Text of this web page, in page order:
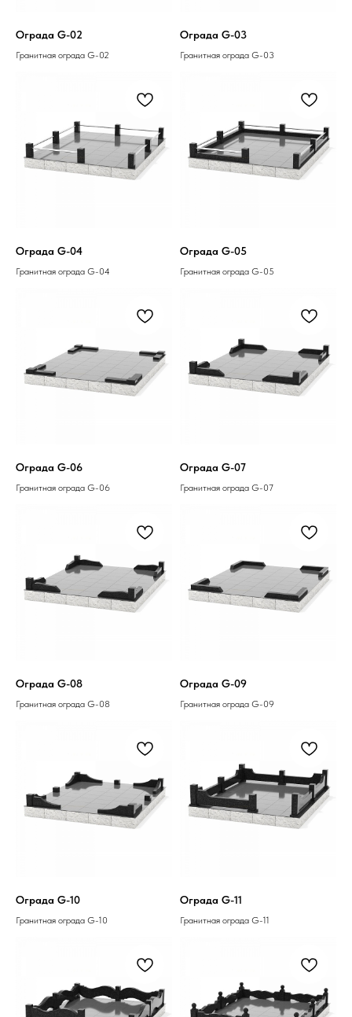
Ограда G-02
Гранитная ограда G-02
Ограда G-03
Гранитная ограда G-03
Ограда G-04
Гранитная ограда G-04
Ограда G-05
Гранитная ограда G-05
Ограда G-06
Гранитная ограда G-06
Ограда G-07
Гранитная ограда G-07
Ограда G-08
Гранитная ограда G-08
Ограда G-09
Гранитная ограда G-09
Ограда G-10
Гранитная ограда G-10
Ограда G-11
Гранитная ограда G-11